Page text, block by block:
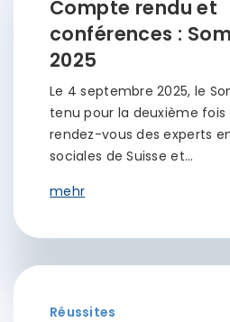
Compte rendu et
conférences :
2025
Le 4 septembre 2025, le
tenu pour la deuxième fois
rendez-vous des experts
sociales de Suisse et…
mehr
Réussites